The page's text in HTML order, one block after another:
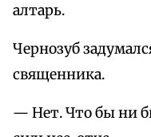
алтарь.
Чернозуб
священника.
— Нет. Что бы ни